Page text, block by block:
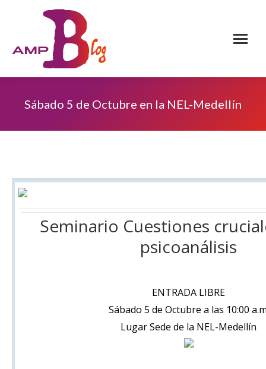
Sábado 5 de Octubre en la NEL-Medellín
Seminario Cuestiones
psicoanálisis
ENTRADA LIBRE
Sábado 5 de Octubre a las 10:00
Lugar Sede de la NEL-Medellín